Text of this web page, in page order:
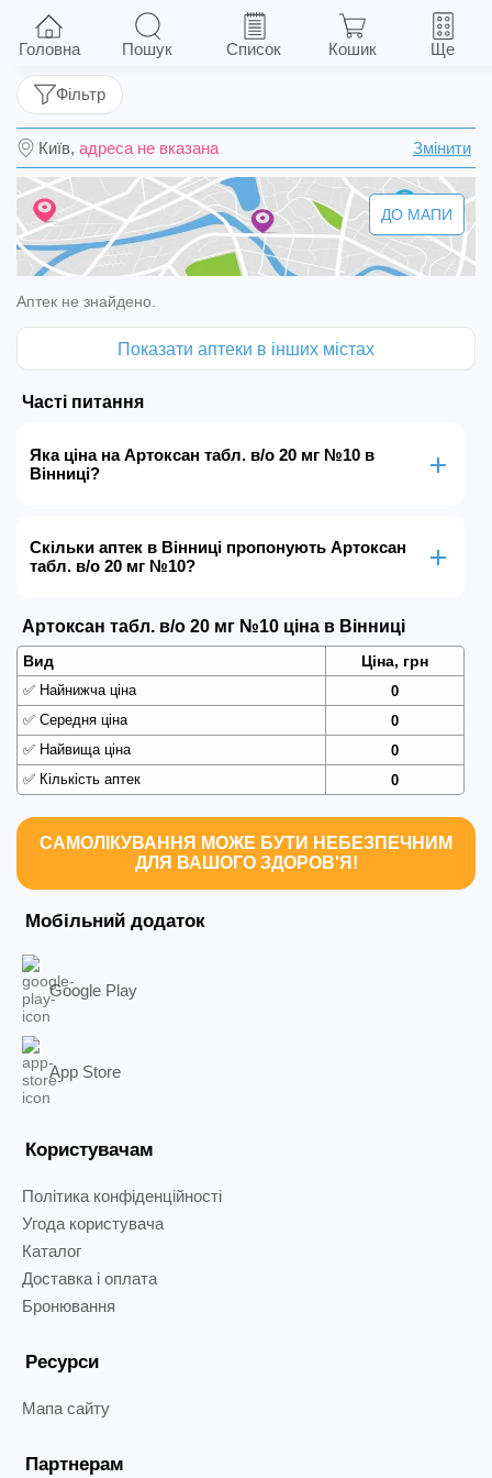
Артоксан табл. в/о 20 мг №10
Київ, адреса не вказана Змінити
Фільтр
ДО МАПИ
Аптек не знайдено.
Показати аптеки в інших містах
Часті питання
Яка ціна на Артоксан табл. в/о 20 мг №10 в
Вінниці?
Скільки аптек в Вінниці пропонують Артоксан
табл. в/о 20 мг №10?
Артоксан табл. в/о 20 мг №10 ціна в Вінниці
Вид Ціна, грн
✅ Найнижча ціна
0
✅ Середня ціна
0
✅ Найвища ціна
0
✅ Кількість аптек 0
САМОЛІКУВАННЯ МОЖЕ БУТИ НЕБЕЗПЕЧНИМ
ДЛЯ ВАШОГО ЗДОРОВ'Я!
Мобільний додаток
Google Play
App Store
Користувачам
Політика конфіденційності
Угода користувача
Каталог
Доставка і оплата
Бронювання
Ресурси
Мапа сайту
Партнерам
Головна Пошук Список Кошик Ще